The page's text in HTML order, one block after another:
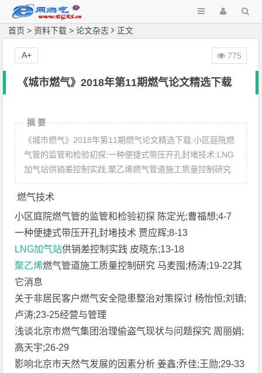
首页 >资料下载 >论文杂志 正文
《城市燃气》2018年第11期燃气论文精选下载
摘 要
《城市燃气》2018年第11期燃气论文精选下载:小区庭院燃
气管的监管和检验初探;一种便捷式带压开孔封堵技术;LNG
加气站供销差控制实践;聚乙烯燃气管道施工质量控制研究
燃气技术
小区庭院燃气管的监管和检验初探 陈定光;曹福想;4-7
一种便捷式带压开孔封堵技术 贾应辉;8-13
LNG加气站供销差控制实践 皮晓东;13-18
聚乙烯燃气管道施工质量控制研究 马麦囤;杨涛;19-22其
它消息
关于非居民客户燃气安全隐患整治对策探讨 杨怡恒;刘镇;
卢涛;23-25经营与管理
浅谈北京市燃气集团治理偷盗气现状与问题探究 周丽娟;
高天宇;26-29
影响北京市天然气发展的因素分析 姜鑫;乔佳;王勋;29-33
775
A+